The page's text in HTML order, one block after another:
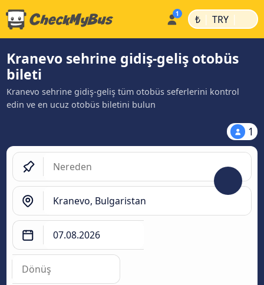
₺ | TRY |
Kranevo sehrine gidiş-geliş otobüs
bileti
Kranevo sehrine gidiş-geliş tüm otobüs seferlerini kontrol
edin ve en ucuz otobüs biletini bulun
1